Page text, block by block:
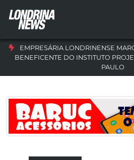
EMPRESÁRIA LONDRINENSE
BENEFICENTE DO INSTITUTO
PAULO